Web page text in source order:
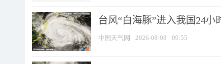
台风“白海豚”进入我国24
中国天气网 2026-08-08 09:55